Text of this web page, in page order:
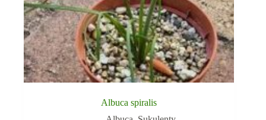
Albuca spiralis